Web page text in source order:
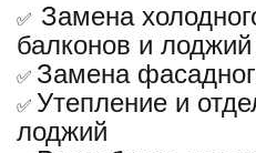
✅ Замена
балконов и
✅ Замена
✅ Утепление и
лоджий